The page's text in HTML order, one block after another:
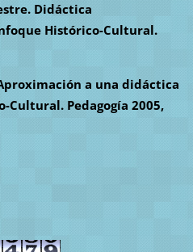
Didáctica
Histórico-Cultural.
a una didáctica
Cultural. Pedagogía 2005,